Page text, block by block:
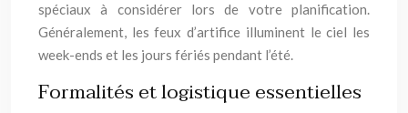
spéciaux à considérer lors de votre planification.
Généralement, les feux d’artifice illuminent le ciel les
week-ends et les jours fériés pendant l’été.
Formalités et logistique essentielles